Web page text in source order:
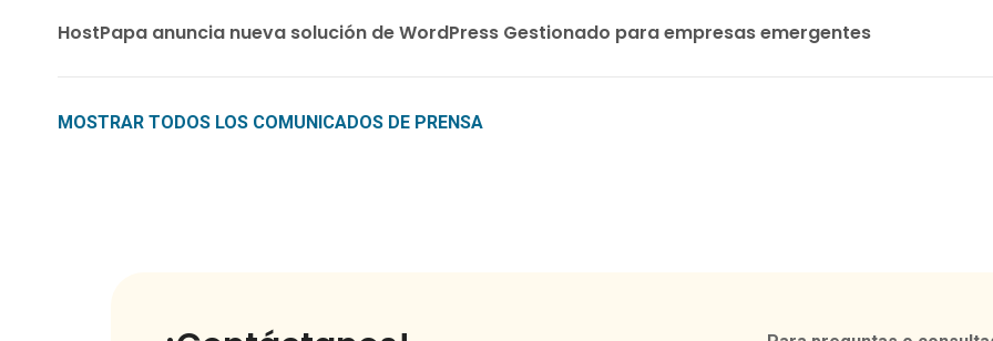
HostPapa anuncia nueva solución de WordPress Gestionado para empresas emergentes
MOSTRAR TODOS LOS COMUNICADOS DE PRENSA